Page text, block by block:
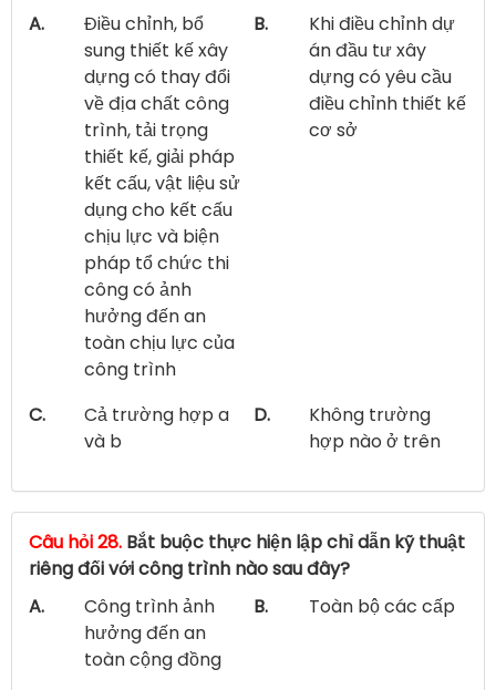
A.
Điều chỉnh, bổ
sung thiết kế xây
dựng có thay đổi
về địa chất công
trình, tải trọng
thiết kế, giải pháp
kết cấu, vật liệu sử
dụng cho kết cấu
chịu lực và biện
pháp tổ chức thi
công có ảnh
hưởng đến an
toàn chịu lực của
công trình
B.
Khi điều chỉnh dự
án đầu tư xây
dựng có yêu cầu
điều chỉnh thiết kế
cơ sở
C.
Cả trường hợp a
và b
D.
Không trường
hợp nào ở trên
Câu hỏi 28. Bắt buộc thực hiện lập chỉ dẫn kỹ thuật
riêng đối với công trình nào sau đây?
A.
Công trình ảnh
hưởng đến an
toàn cộng đồng
B. Toàn bộ các cấp